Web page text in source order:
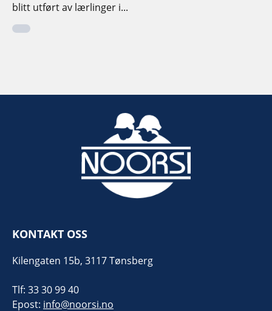
blitt utført av lærlinger i...
KONTAKT OSS
Kilengaten 15b, 3117 Tønsberg
Tlf: 33 30 99 40
Epost: info@noorsi.no